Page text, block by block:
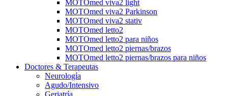
MOTOmed viva2 light
MOTOmed viva2 Parkinson
MOTOmed viva2 stativ
MOTOmed letto2
MOTOmed letto2 para niños
MOTOmed letto2 piernas/brazos
MOTOmed letto2 piernas/brazos para niños
Doctores & Terapeutas
Neurología
Agudo/Intensivo
Geriatría